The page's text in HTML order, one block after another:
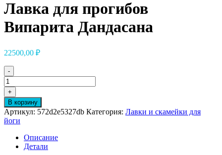
Лавка для прогибов
Випарита Дандасана
22500,00 ₽
-
Количество
товара
Лавка
для
прогибов
Випарита
Дандасана
+
В корзину
Артикул: 572d2e5327db Категория: Лавки и скамейки для
йоги
Описание
Детали